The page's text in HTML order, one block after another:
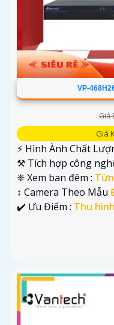
VP-
Giá
Giá
️⚡ Hình Ành Chất
⚒ Tích hợp công
❈ Xem ban đêm :
↕️ Camera Theo Mẫu
️✔️ Ưu Điểm : Thu